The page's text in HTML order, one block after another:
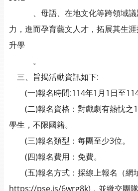
、母語、在地文化等跨領域議
力，進而孕育藝文人才，拓展其生
升學
。
三、旨揭活動資訊如下:
(一)報名時間:114年1月1日至114
(二)報名資格：對戲劇有熱忱之
學生，不限國籍。
(三)報名類型：每團至少3位。
(四)報名費用：免費。
(五)報名方式：採線上報名（網
https://pse.is/6wrg8k)，並繳交團